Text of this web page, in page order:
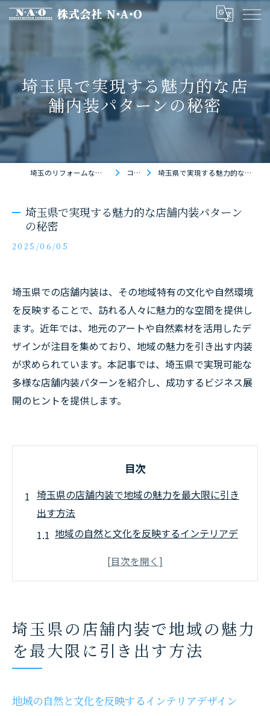
埼玉県で実現する魅力的な店
舗内装パターンの秘密
埼玉のリフォームなら株式会社N・A・O コラム 埼玉県で実現する魅力的な店舗内装パターンの秘密
埼玉県で実現する魅力的な店舗内装パターン
の秘密
2025/06/05
埼玉県での店舗内装は、その地域特有の文化や自然環境
を反映することで、訪れる人々に魅力的な空間を提供し
ます。近年では、地元のアートや自然素材を活用したデ
ザインが注目を集めており、地域の魅力を引き出す内装
が求められています。本記事では、埼玉県で実現可能な
多様な店舗内装パターンを紹介し、成功するビジネス展
開のヒントを提供します。
目次
埼玉県の店舗内装で地域の魅力を最大限に引き
出す方法
地域の自然と文化を反映するインテリアデ
埼玉県の特産品を活用した内装アイディア
地元の歴史を内装に取り入れる方法
埼玉の自然景観をインスピレーションとし
舗内装
埼玉県の店舗内装で地域の魅力
を最大限に引き出す方法
地域の自然と文化を反映するインテリアデザイン